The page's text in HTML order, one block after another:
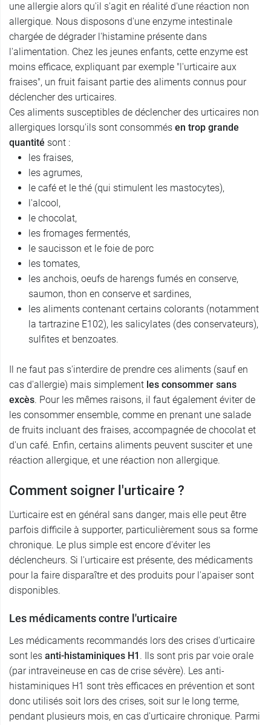
une allergie alors qu'il s'agit en réalité d'une réaction non
allergique. Nous disposons d'une enzyme intestinale
chargée de dégrader l'histamine présente dans
l'alimentation. Chez les jeunes enfants, cette enzyme est
moins efficace, expliquant par exemple "l'urticaire aux
fraises", un fruit faisant partie des aliments connus pour
déclencher des urticaires.
Ces aliments susceptibles de déclencher des urticaires non
allergiques lorsqu'ils sont consommés en trop grande
quantité sont :
les fraises,
les agrumes,
le café et le thé (qui stimulent les mastocytes),
l'alcool,
le chocolat,
les fromages fermentés,
le saucisson et le foie de porc
les tomates,
les anchois, oeufs de harengs fumés en conserve,
saumon, thon en conserve et sardines,
les aliments contenant certains colorants (notamment
la tartrazine E102), les salicylates (des conservateurs),
sulfites et benzoates.
Il ne faut pas s'interdire de prendre ces aliments (sauf en
cas d'allergie) mais simplement les consommer sans
excès. Pour les mêmes raisons, il faut également éviter de
les consommer ensemble, comme en prenant une salade
de fruits incluant des fraises, accompagnée de chocolat et
d'un café. Enfin, certains aliments peuvent susciter et une
réaction allergique, et une réaction non allergique.
Comment soigner l'urticaire ?
L'urticaire est en général sans danger, mais elle peut être
parfois difficile à supporter, particulièrement sous sa forme
chronique. Le plus simple est encore d'éviter les
déclencheurs. Si l'urticaire est présente, des médicaments
pour la faire disparaître et des produits pour l'apaiser sont
disponibles.
Les médicaments contre l'urticaire
Les médicaments recommandés lors des crises d'urticaire
sont les anti-histaminiques H1 . Ils sont pris par voie orale
(par intraveineuse en cas de crise sévère). Les anti-
histaminiques H1 sont très efficaces en prévention et sont
donc utilisés soit lors des crises, soit sur le long terme,
pendant plusieurs mois, en cas d'urticaire chronique. Parmi